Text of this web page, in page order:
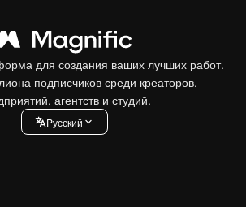
для создания ваших лучших работ.
подписчиков среди креаторов,
агентств и студий.
Pусский